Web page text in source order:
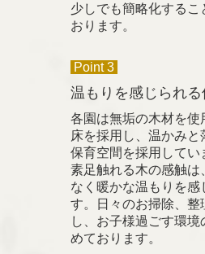
少しでも簡略化する
おります。
Point 3
温もりを感じられる
各園は無垢の木材を使
床を採用し、温かみと
保育空間を採用してい
素足触れる木の感触は
なく暖かな温もりを感
す。日々のお掃除、整
し、お子様過ごす環境
めております。